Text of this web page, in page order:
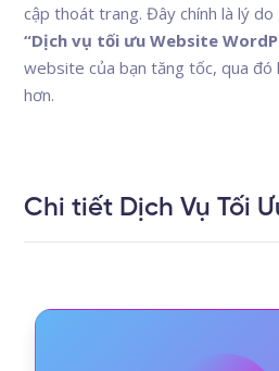
cập thoát trang. Đây chính là lý
“Dịch vụ tối ưu Website
website của bạn tăng tốc, qua đó
hơn.
Chi tiết Dịch Vụ Tối